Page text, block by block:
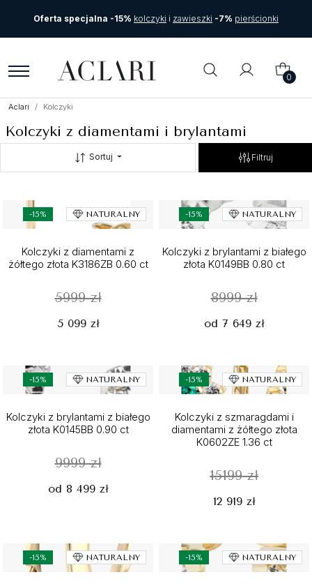
Oferta specjalna -15% kolczyki i zawieszki -7% pierścionki
0
Aclari Kolczyki
Kolczyki z diamentami i brylantami
Sortuj Filtruj
-15% NATURALNY
Kolczyki z diamentami z
żółtego złota K3186ZB 0.60 ct
5999 zł
5 099 zł
-15% NATURALNY
Kolczyki z brylantami z białego
złota K0149BB 0.80 ct
8999 zł
od 7 649 zł
-15% NATURALNY
Kolczyki z brylantami z białego
złota K0145BB 0.90 ct
9999 zł
od 8 499 zł
-15% NATURALNY
Kolczyki z szmaragdami i
diamentami z żółtego złota
K0602ZE 1.36 ct
15199 zł
12 919 zł
-15% NATURALNY -15% NATURALNY